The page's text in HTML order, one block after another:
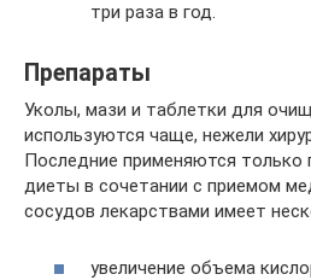
три раза в год.
Препараты
Уколы, мази и таблетки для
используются чаще, нежели
Последние применяются только
диеты в сочетании с приемом
сосудов лекарствами имеет
увеличение объема